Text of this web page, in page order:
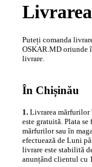
Livrarea
Puteți comanda
OSKAR.MD oriunde
livrare.
În Chișinău
1. Livrarea mărfurilor
este gratuită. Plata
mărfurilor sau în
efectuează de Luni
livrare este stabilită
anunțând clientul cu